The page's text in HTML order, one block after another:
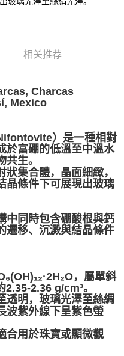
费
相关推荐
Charcas
Mexico
）是一種相對
於富硼的低溫至中溫水
生。
集合體，晶面細緻，
晶條件下可展現出玻璃
中同時包含硼酸根與鈣
遷移、沉澱與結晶條件
，屬單斜
2.36 g/cm³。
透明，玻璃光澤至絲綢
波紫外線下呈紫色螢
合用於珠寶或顯微觀